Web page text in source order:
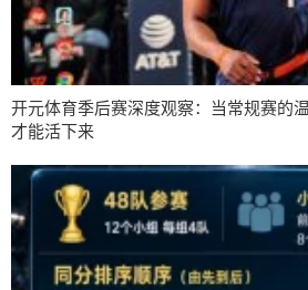
开元体育季后赛深度观察：当常规赛的
才能活下来